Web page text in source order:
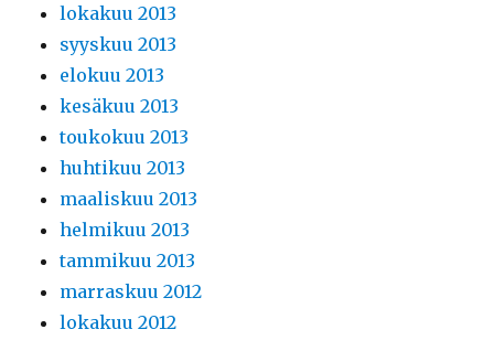
lokakuu 2013
syyskuu 2013
elokuu 2013
kesäkuu 2013
toukokuu 2013
huhtikuu 2013
maaliskuu 2013
helmikuu 2013
tammikuu 2013
marraskuu 2012
lokakuu 2012